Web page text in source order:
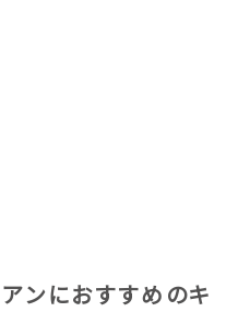
アンにおすすめのキ